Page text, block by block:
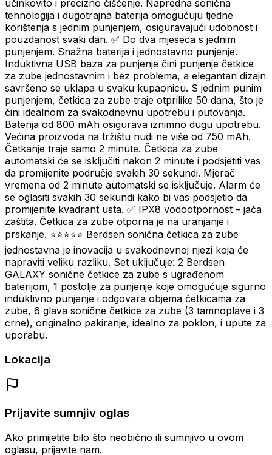
učinkovito i precizno čišćenje. Napredna sonična
tehnologija i dugotrajna baterija omogućuju tjedne
korištenja s jednim punjenjem, osiguravajući udobnost i
pouzdanost svaki dan. ✅ Do dva mjeseca s jednim
punjenjem. Snažna baterija i jednostavno punjenje.
Induktivna USB baza za punjenje čini punjenje četkice
za zube jednostavnim i bez problema, a elegantan dizajn
savršeno se uklapa u svaku kupaonicu. S jednim punim
punjenjem, četkica za zube traje otprilike 50 dana, što je
čini idealnom za svakodnevnu upotrebu i putovanja.
Baterija od 800 mAh osigurava iznimno dugu upotrebu.
Većina proizvoda na tržištu nudi ne više od 750 mAh.
Četkanje traje samo 2 minute. Četkica za zube
automatski će se isključiti nakon 2 minute i podsjetiti vas
da promijenite područje svakih 30 sekundi. Mjerač
vremena od 2 minute automatski se isključuje. Alarm će
se oglasiti svakih 30 sekundi kako bi vas podsjetio da
promijenite kvadrant usta. ✅ IPX8 vodootpornost – jača
zaštita. Četkica za zube otporna je na uranjanje i
prskanje. ⭐⭐⭐⭐⭐ Berdsen sonična četkica za zube
jednostavna je inovacija u svakodnevnoj njezi koja će
napraviti veliku razliku. Set uključuje: 2 Berdsen
GALAXY sonične četkice za zube s ugrađenom
baterijom, 1 postolje za punjenje koje omogućuje sigurno
induktivno punjenje i odgovara objema četkicama za
zube, 6 glava sonične četkice za zube (3 tamnoplave i 3
crne), originalno pakiranje, idealno za poklon, i upute za
uporabu.
Lokacija
Prijavite sumnjiv oglas
Ako primijetite bilo što neobično ili sumnjivo u ovom
oglasu, prijavite nam.